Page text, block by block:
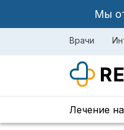
Мы
Врачи
Лечение